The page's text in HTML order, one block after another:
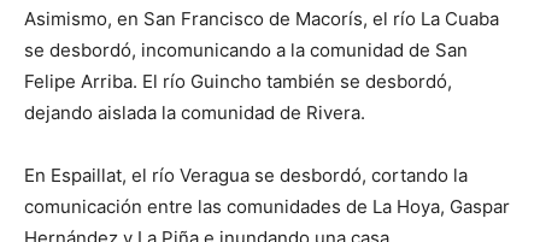
Asimismo, en San Francisco de Macorís, el río La Cuaba
se desbordó, incomunicando a la comunidad de San
Felipe Arriba. El río Guincho también se desbordó,
dejando aislada la comunidad de Rivera.
En Espaillat, el río Veragua se desbordó, cortando la
comunicación entre las comunidades de La Hoya, Gaspar
Hernández y La Piña e inundando una casa.